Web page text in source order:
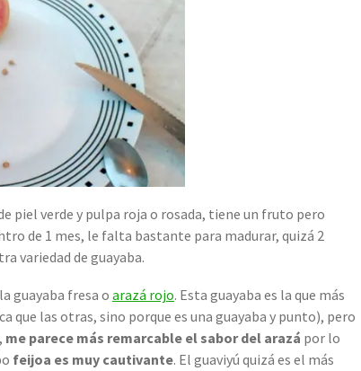
piel verde y pulpa roja o rosada, tiene un fruto pero
de 1 mes, le falta bastante para madurar, quizá 2
variedad de guayaba.
guayaba fresa o arazá rojo. Esta guayaba es la que más
que las otras, sino porque es una guayaba y punto), pero
me parece más remarcable el sabor del arazá por lo
feijoa es muy cautivante. El guaviyú quizá es el más